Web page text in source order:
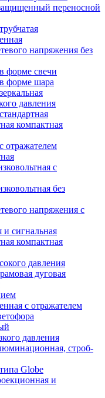
переносной
напряжения без
форме свечи
форме шара
давления
компактная
отражателем
с
без
напряжения с
сигнальная
компактная
давления
дуговая
с отражателем
давления
строб-
Globe
и